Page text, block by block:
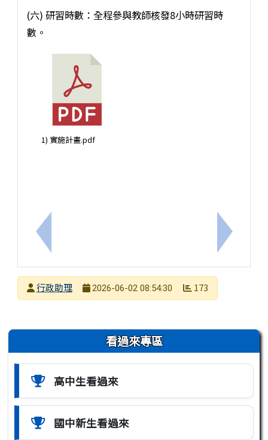
上一筆：【轉知】桃園市立內壢高級中等學校辦理
(六) 研習時數：全程參與教師核發8小時研習時
數。
1) 實施計畫.pdf
下一筆：
發布者
行政助理
2026-06-02 08:54:30 173
左邊區域內容 看過來專區
高中生看過來
國中新生看過來